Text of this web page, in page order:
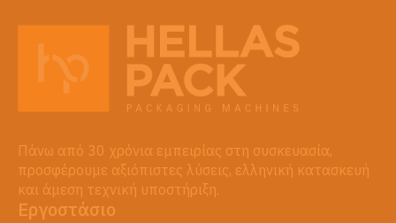
Πάνω από 30 χρόνια εμπειρίας στη συσκευασία,
προσφέρουμε αξιόπιστες λύσεις, ελληνική κατασκευή
και άμεση τεχνική υποστήριξη.
Εργοστάσιο